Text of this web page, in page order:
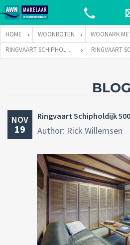
HOME WOONBOTEN
RINGVAART SCHIPHOLDIJK 500-WS TE 1432 CC AALSMEER
BLOG
NOV
19
Ringvaart Schipholdijk
Author: Rick Willemsen